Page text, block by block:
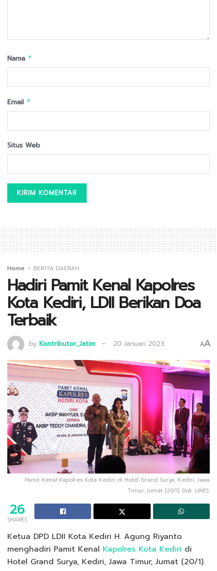
Nama *
Email *
Situs Web
Home BERITA DAERAH
Hadiri Pamit Kenal Kapolres
Kota Kediri, LDII Berikan Doa
Terbaik
by Kontributor_Jatim 20 Januari 2023 AA
Pamit Kenal Kapolres Kota Kediri di Hotel Grand Surya, Kediri, Jawa
Timur, Jumat (20/1). Dok: LINES.
26
SHARES
Ketua DPD LDII Kota Kediri H. Agung Riyanto
menghadiri Pamit Kenal Kapolres Kota Kediri di
Hotel Grand Surya, Kediri, Jawa Timur, Jumat (20/1).